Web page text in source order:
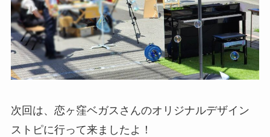
次回は、恋ヶ窪ベガスさんのオリジナルデザイン
ストピに行って来ましたよ！